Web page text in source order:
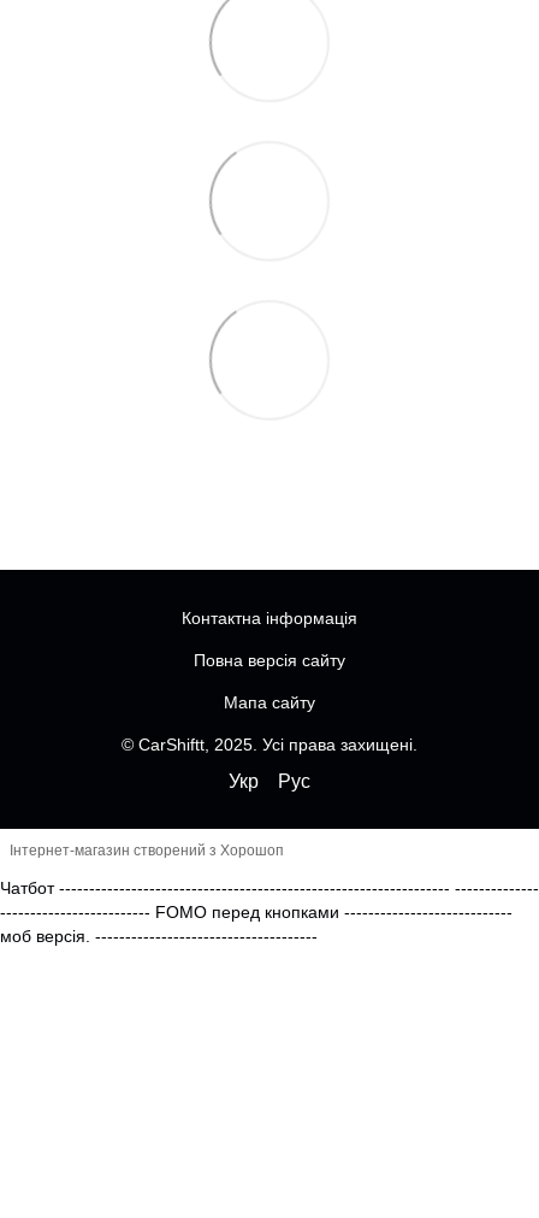
Контактна інформація
Повна версія сайту
Мапа сайту
© CarShiftt, 2025. Усі права захищені.
Укр Рус
Інтернет-магазин створений з Хорошоп
Чатбот----------------------------------------------------------------- --------------
------------------------- FOMO перед кнопками ----------------------------
моб версія. -------------------------------------